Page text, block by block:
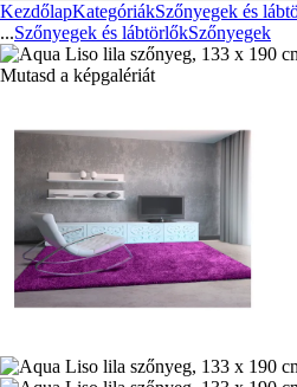
KezdőlapKategóriákSzőnyegek és
...Szőnyegek és lábtörlőkSzőnyegek
Mutasd a képgalériát